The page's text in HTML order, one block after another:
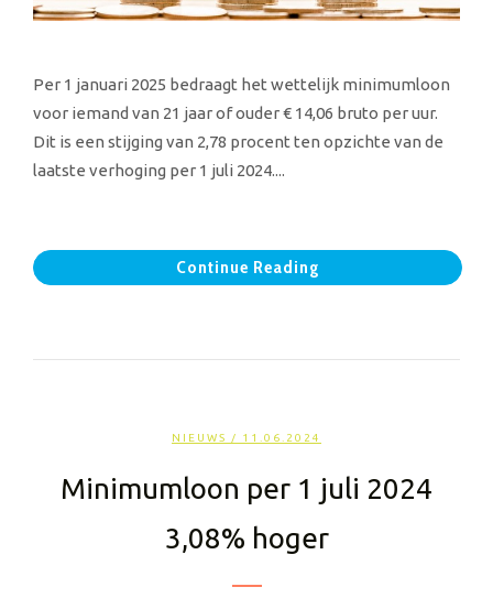
Per 1 januari 2025 bedraagt het wettelijk minimumloon
voor iemand van 21 jaar of ouder € 14,06 bruto per uur.
Dit is een stijging van 2,78 procent ten opzichte van de
laatste verhoging per 1 juli 2024....
Continue Reading
NIEUWS / 11.06.2024
Minimumloon per 1 juli 2024
3,08% hoger